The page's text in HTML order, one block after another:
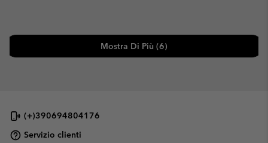
Mostra Di Più (6)
(+)390694804176
Servizio clienti